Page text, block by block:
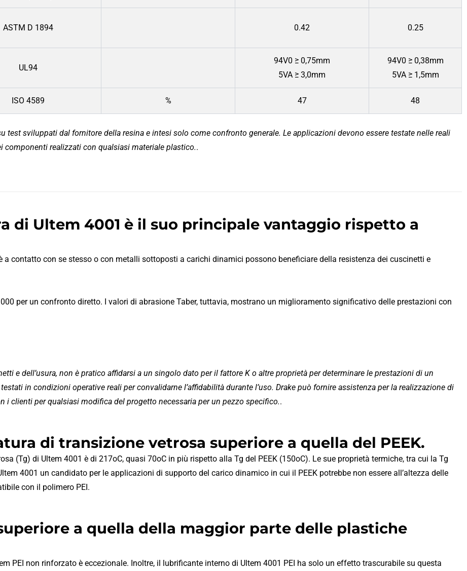
ASTM D 1894 0.42 0.25
UL94
94V0 ≥ 0,75mm
5VA ≥ 3,0mm
94V0 ≥ 0,38mm
5VA ≥ 1,5mm
ISO 4589 % 47 48
test sviluppati dal fornitore della resina e intesi solo come confronto generale. Le applicazioni devono essere testate nelle reali
realizzati con qualsiasi materiale plastico..
di Ultem 4001 è il suo principale vantaggio rispetto a
contatto con se stesso o con metalli sottoposti a carichi dinamici possono beneficiare della resistenza dei cuscinetti e
per un confronto diretto. I valori di abrasione Taber, tuttavia, mostrano un miglioramento significativo delle prestazioni con
e dell’usura, non è pratico affidarsi a un singolo dato per il fattore K o altre proprietà per determinare le prestazioni di un
in condizioni operative reali per convalidarne l’affidabilità durante l’uso. Drake può fornire assistenza per la realizzazione di
i clienti per qualsiasi modifica del progetto necessaria per un pezzo specifico..
di transizione vetrosa superiore a quella del PEEK.
(Tg) di Ultem 4001 è di 217oC, quasi 70oC in più rispetto alla Tg del PEEK (150oC). Le sue proprietà termiche, tra cui la Tg
4001 un candidato per le applicazioni di supporto del carico dinamico in cui il PEEK potrebbe non essere all’altezza delle
con il polimero PEI.
a quella della maggior parte delle plastiche
PEI non rinforzato è eccezionale. Inoltre, il lubrificante interno di Ultem 4001 PEI ha solo un effetto trascurabile su questa